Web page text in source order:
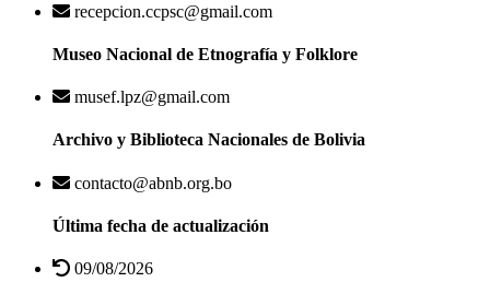
recepcion.ccpsc@gmail.com
Museo Nacional de Etnografía y Folklore
musef.lpz@gmail.com
Archivo y Biblioteca Nacionales de Bolivia
contacto@abnb.org.bo
Última fecha de actualización
09/08/2026